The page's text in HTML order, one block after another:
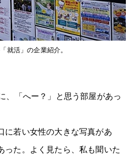
就活」の企業紹介。
、「へー？」と思う部屋があっ
に若い女性の大きな写真があ
った。よく見たら、私も聞いた